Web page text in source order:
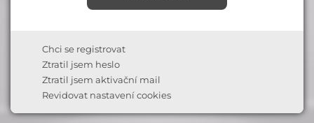
Chci se registrovat
Ztratil jsem heslo
Ztratil jsem aktivační mail
Revidovat nastavení cookies